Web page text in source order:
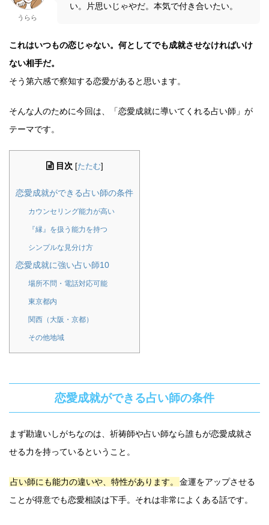
うらら
い。片思いじゃやだ。本気で付き合いたい。
これはいつもの恋じゃない。何としてでも成就させなければいけ
ない相手だ。
そう第六感で察知する恋愛があると思います。
そんな人のために今回は、「恋愛成就に導いてくれる占い師」が
テーマです。
目次 [たたむ]
恋愛成就ができる占い師の条件
カウンセリング能力が高い
『縁』を扱う能力を持つ
シンプルな見分け方
恋愛成就に強い占い師10
場所不問・電話対応可能
東京都内
関西（大阪・京都）
その他地域
恋愛成就ができる占い師の条件
まず勘違いしがちなのは、祈祷師や占い師なら誰もが恋愛成就さ
せる力を持っているということ。
占い師にも能力の違いや、特性があります。
金運をアップさせる
ことが得意でも恋愛相談は下手。それは非常によくある話です。